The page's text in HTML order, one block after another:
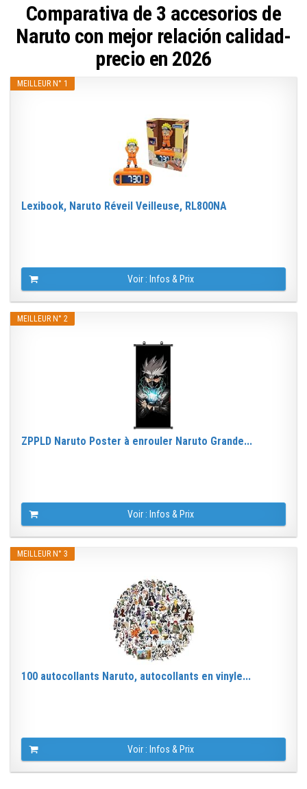
Comparativa de 3 accesorios de
Naruto con mejor relación calidad-
precio en 2026
MEILLEUR N° 1
Lexibook, Naruto Réveil Veilleuse, RL800NA
Voir : Infos & Prix
MEILLEUR N° 2
ZPPLD Naruto Poster à enrouler Naruto Grande...
Voir : Infos & Prix
MEILLEUR N° 3
100 autocollants Naruto, autocollants en vinyle...
Voir : Infos & Prix